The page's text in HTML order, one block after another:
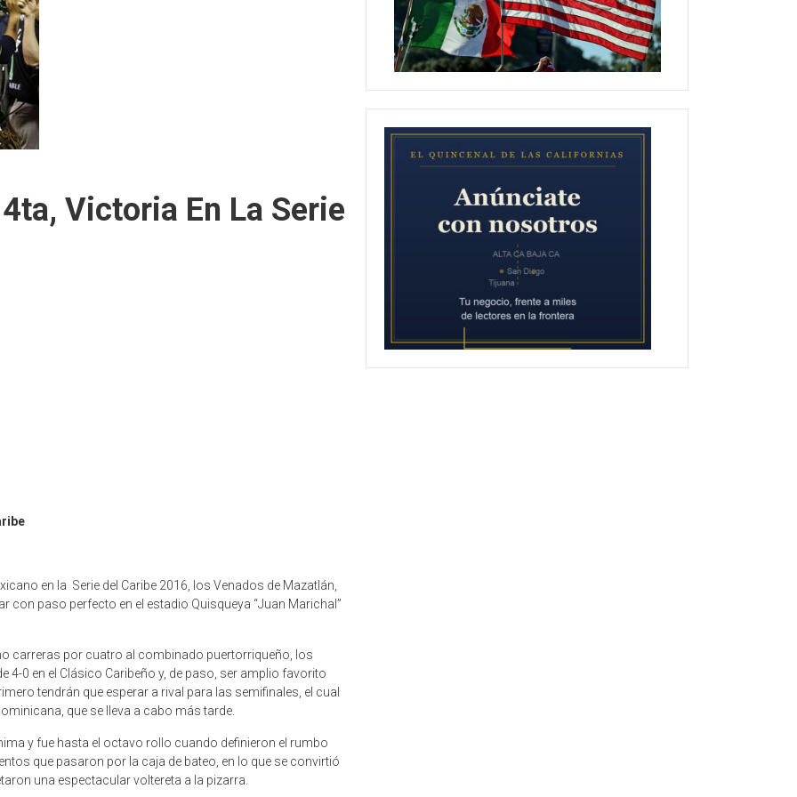
Victoria En La Serie
en la Serie del Caribe 2016, los Venados de Mazatlán,
paso perfecto en el estadio Quisqueya “Juan Marichal”
carreras por cuatro al combinado puertorriqueño, los
4-0 en el Clásico Caribeño y, de paso, ser amplio favorito
tendrán que esperar a rival para las semifinales, el cual
que se lleva a cabo más tarde.
y fue hasta el octavo rollo cuando definieron el rumbo
que pasaron por la caja de bateo, en lo que se convirtió
una espectacular voltereta a la pizarra.